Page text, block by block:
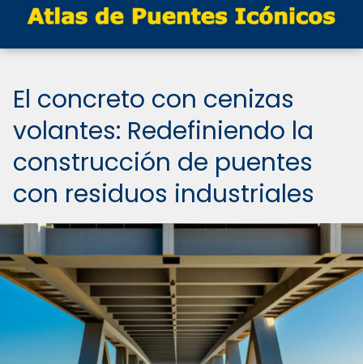
El concreto con cenizas
volantes: Redefiniendo la
construcción de puentes
con residuos industriales